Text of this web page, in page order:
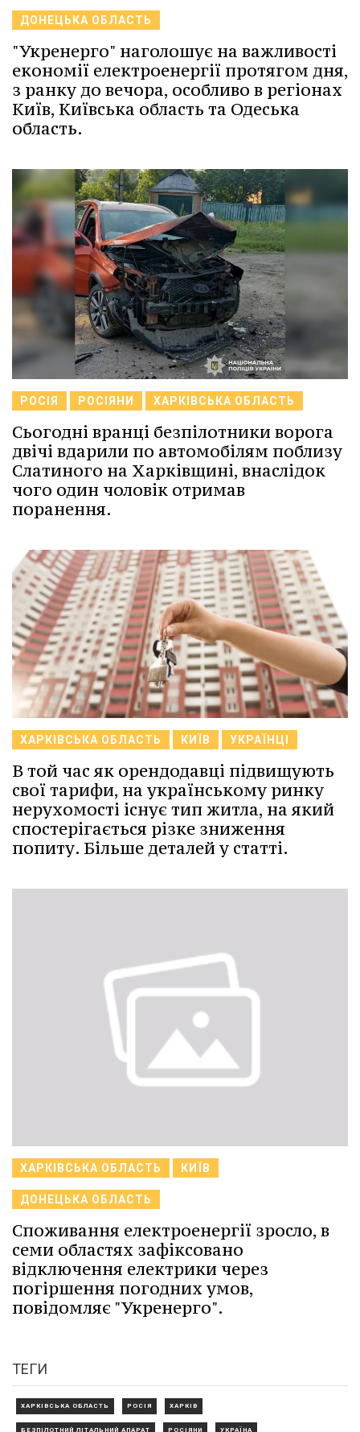
ДОНЕЦЬКА ОБЛАСТЬ
"Укренерго" наголошує на важливості
економії електроенергії протягом дня,
з ранку до вечора, особливо в регіонах
Київ, Київська область та Одеська
область.
РОСІЯ РОСІЯНИ ХАРКІВСЬКА ОБЛАСТЬ
Сьогодні вранці безпілотники ворога
двічі вдарили по автомобілям поблизу
Слатиного на Харківщині, внаслідок
чого один чоловік отримав
поранення.
ХАРКІВСЬКА ОБЛАСТЬ КИЇВ УКРАЇНЦІ
В той час як орендодавці підвищують
свої тарифи, на українському ринку
нерухомості існує тип житла, на який
спостерігається різке зниження
попиту. Більше деталей у статті.
ХАРКІВСЬКА ОБЛАСТЬ КИЇВ
ДОНЕЦЬКА ОБЛАСТЬ
Споживання електроенергії зросло, в
семи областях зафіксовано
відключення електрики через
погіршення погодних умов,
повідомляє "Укренерго".
ТЕГИ
ХАРКІВСЬКА ОБЛАСТЬ РОСІЯ ХАРКІВ
БЕЗПІЛОТНИЙ ЛІТАЛЬНИЙ АПАРАТ РОСІЯНИ УКРАЇНА